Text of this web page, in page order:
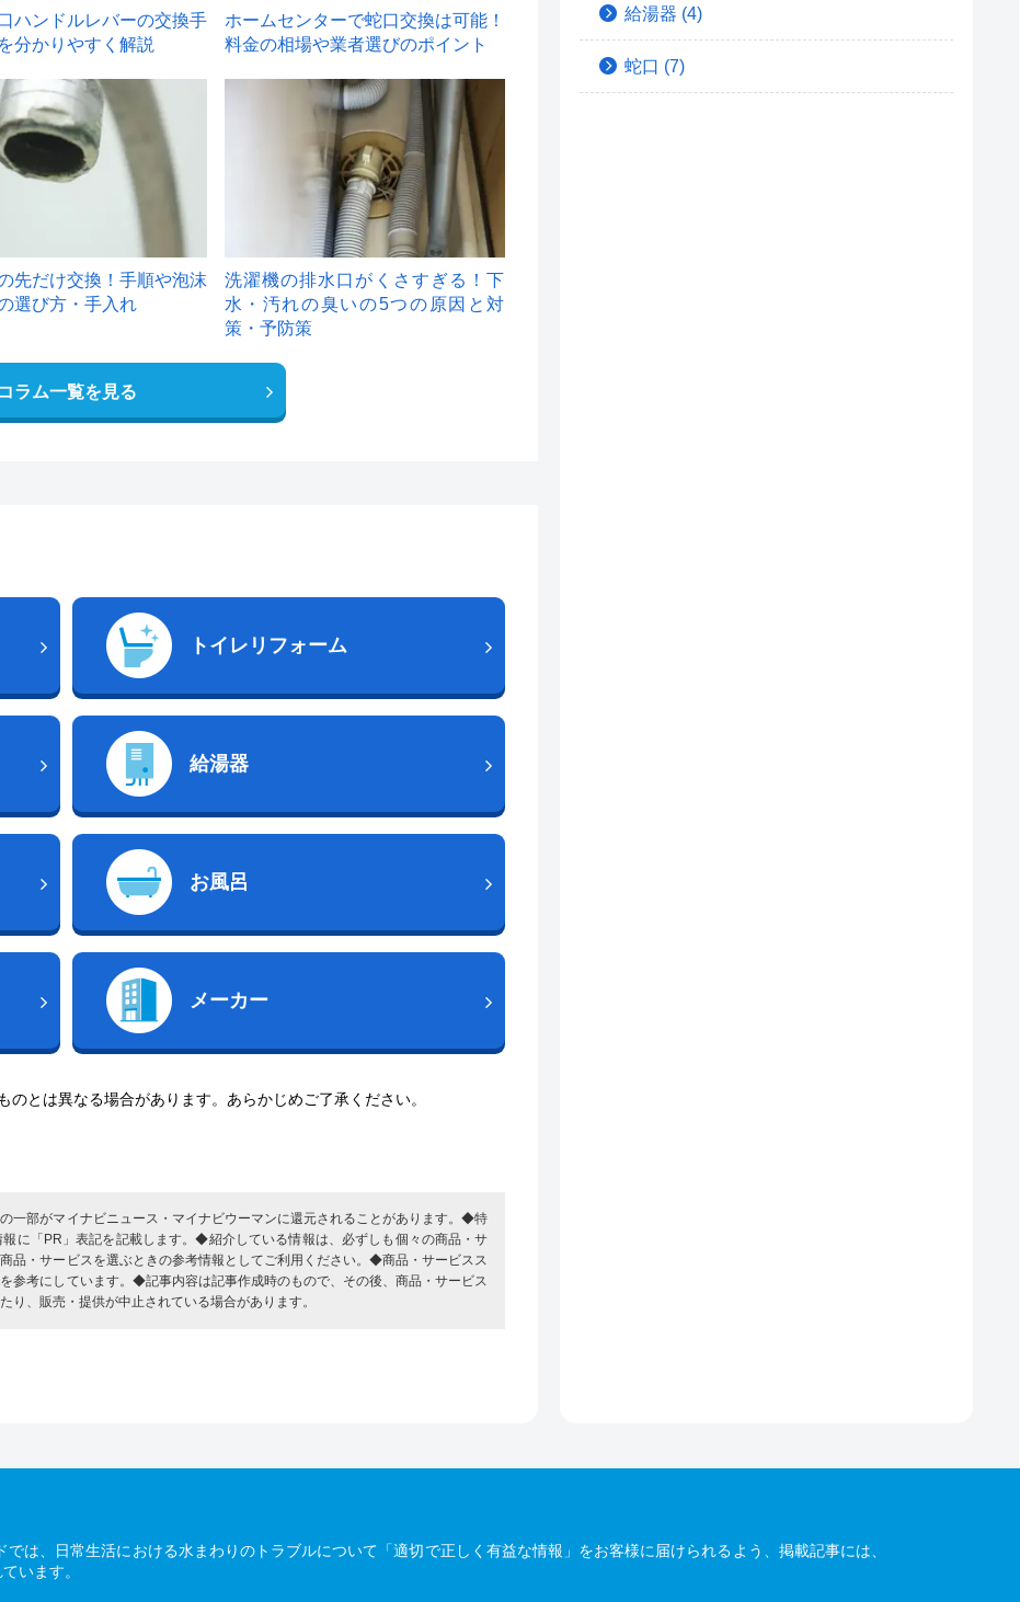
ハンドルレバーの交換手
分かりやすく解説
ホームセンターで蛇口交換は可能！
料金の相場や業者選びのポイント
先だけ交換！手順や泡沫
選び方・手入れ
洗濯機の排水口がくさすぎる！下
水・汚れの臭いの5つの原因と対
策・予防策
コラム一覧を見る
トイレリフォーム
給湯器
お風呂
メーカー
とは異なる場合があります。あらかじめご了承ください。
一部がマイナビニュース・マイナビウーマンに還元されることがあります。◆特
に「PR」表記を記載します。◆紹介している情報は、必ずしも個々の商品・サ
品・サービスを選ぶときの参考情報としてご利用ください。◆商品・サービスス
参考にしています。◆記事内容は記事作成時のもので、その後、商品・サービス
、販売・提供が中止されている場合があります。
給湯器 (4)
蛇口 (7)
は、日常生活における水まわりのトラブルについて「適切で正しく有益な情報」をお客様に届けられるよう、掲載記事には、
います。